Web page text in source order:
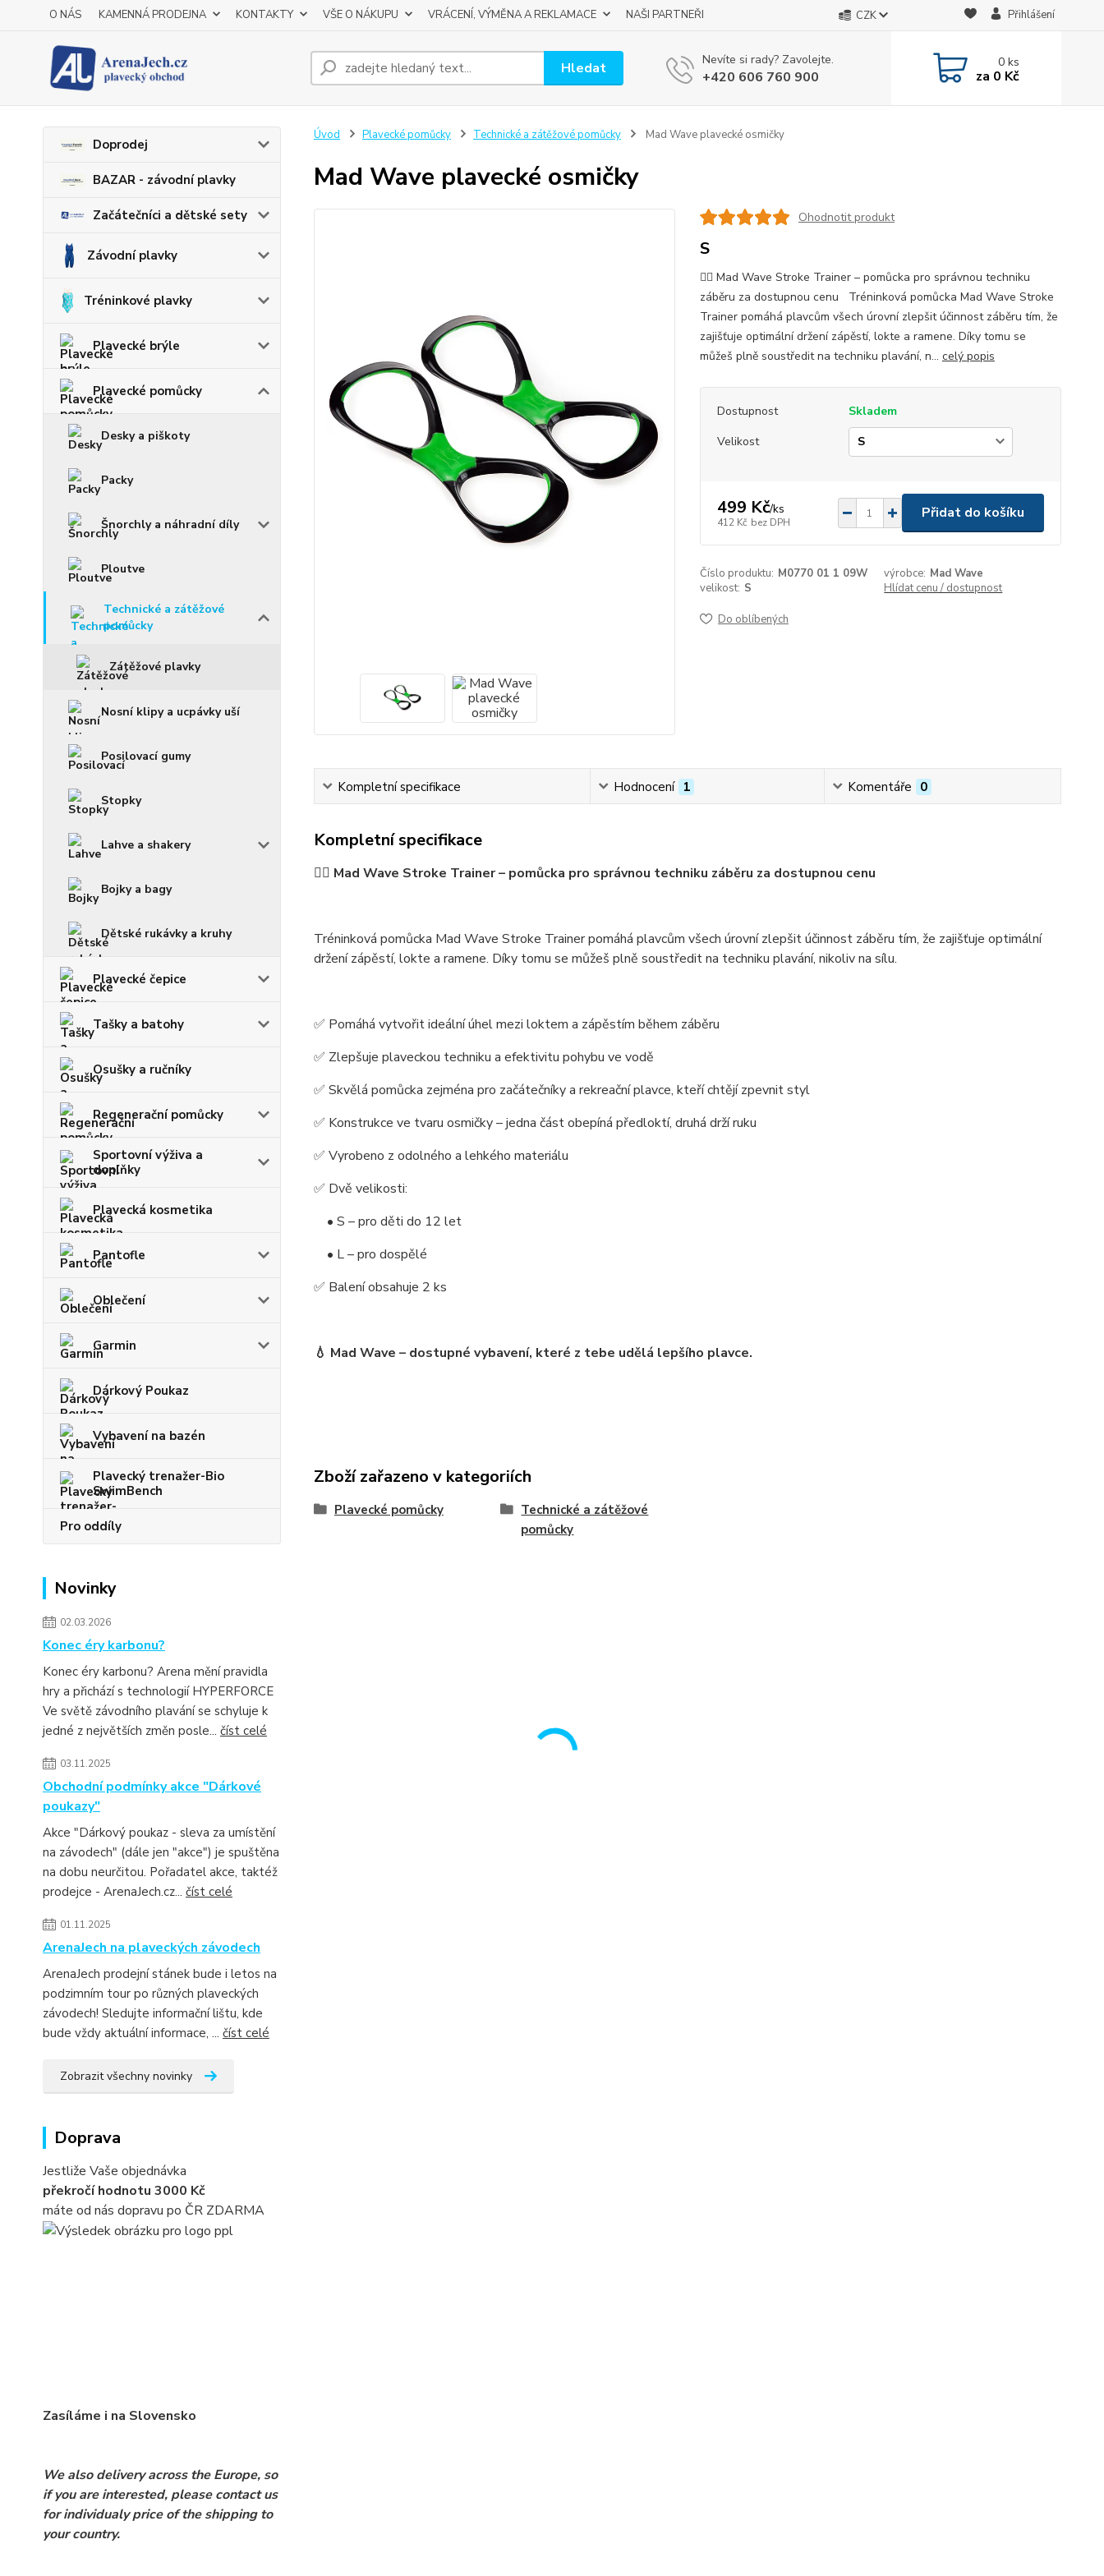
O NÁS KAMENNÁ PRODEJNA KONTAKTY VŠE O NÁKUPU VRÁCENÍ, VÝMĚNA A REKLAMACE NAŠI PARTNEŘI CZK Přihlášení
Hledat Nevíte si rady? Zavolejte.
+420 606 760 900
0ks
za 0 Kč
Doprodej
BAZAR - závodní plavky
Začátečníci a dětské sety
Závodní plavky
Tréninkové plavky
Plavecké brýle
Plavecké pomůcky
Desky a piškoty
Packy
Šnorchly a náhradní díly
Ploutve
Technické a zátěžové
pomůcky
Zátěžové plavky
Nosní klipy a ucpávky uší
Posilovací gumy
Stopky
Lahve a shakery
Bojky a bagy
Dětské rukávky a kruhy
Plavecké čepice
Tašky a batohy
Osušky a ručníky
Regenerační pomůcky
Sportovní výživa a
doplňky
Plavecká kosmetika
Pantofle
Oblečení
Garmin
Dárkový Poukaz
Vybavení na bazén
Plavecký trenažer-Bio
SwimBench
Pro oddíly
Novinky
02.03.2026
Konec éry karbonu?
Konec éry karbonu? Arena mění pravidla
hry a přichází s technologií HYPERFORCE
Ve světě závodního plavání se schyluje k
jedné z největších změn posle... číst celé
03.11.2025
Obchodní podmínky akce "Dárkové
poukazy"
Akce "Dárkový poukaz - sleva za umístění
na závodech" (dále jen "akce") je spuštěna
na dobu neurčitou. Pořadatel akce, taktéž
prodejce - ArenaJech.cz... číst celé
01.11.2025
ArenaJech na plaveckých závodech
ArenaJech prodejní stánek bude i letos na
podzimním tour po různých plaveckých
závodech! Sledujte informační lištu, kde
bude vždy aktuální informace, ... číst celé
Zobrazit všechny novinky
Doprava
Jestliže Vaše objednávka
překročí hodnotu 3000 Kč
máte od nás dopravu po ČR ZDARMA
Zasíláme i na Slovensko
We also delivery across the Europe, so
if you are interested, please contact us
for individualy price of the shipping to
your country.
Úvod Plavecké pomůcky Technické a zátěžové pomůcky Mad Wave plavecké osmičky
Mad Wave plavecké osmičky
Ohodnotit produkt
S
🏊‍♂️ Mad Wave Stroke Trainer – pomůcka pro správnou techniku
záběru za dostupnou cenu Tréninková pomůcka Mad Wave Stroke
Trainer pomáhá plavcům všech úrovní zlepšit účinnost záběru tím, že
zajišťuje optimální držení zápěstí, lokte a ramene. Díky tomu se
můžeš plně soustředit na techniku plavání, n... celý popis
Dostupnost
Skladem
Velikost
499 Kč/ks
412 Kč bez DPH
Přidat do košíku
Číslo produktu: M0770 01 1 09W výrobce: Mad Wave
velikost: S Hlídat cenu / dostupnost
Do oblíbených
Kompletní specifikace Hodnocení 1 Komentáře 0
Kompletní specifikace
🏊‍♂️ Mad Wave Stroke Trainer – pomůcka pro správnou techniku záběru za dostupnou cenu
Tréninková pomůcka Mad Wave Stroke Trainerpomáhá plavcům všech úrovní zlepšit účinnost záběru tím, že zajišťuje optimální
drženízápěstí, lokte a ramene. Díky tomu se můžeš plně soustředit na techniku plavání, nikoliv na sílu.
✅ Pomáhá vytvořit ideální úhel mezi loktem a zápěstím během záběru
✅ Zlepšuje plaveckou techniku a efektivitu pohybu ve vodě
✅ Skvělá pomůcka zejména pro začátečníky a rekreační plavce, kteří chtějí zpevnit styl
✅ Konstrukce ve tvaru osmičky– jedna část obepíná předloktí, druhá drží ruku
✅ Vyrobeno z odolného a lehkého materiálu
✅ Dvě velikosti:
• S – pro děti do 12 let
• L – pro dospělé
✅ Balení obsahuje 2 ks
💧 Mad Wave – dostupné vybavení, které z tebe udělá lepšího plavce.
Zboží zařazeno v kategoriích
Plavecké pomůcky
Technické a zátěžové
pomůcky